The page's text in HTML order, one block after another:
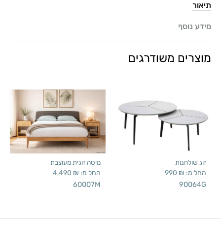
תיאור
מידע נוסף
מוצרים משודרגים
זוג שולחנות
החל מ: 990 ₪
90064G
מיטה זוגית מעוצבת
החל מ: 4,490 ₪
60007M